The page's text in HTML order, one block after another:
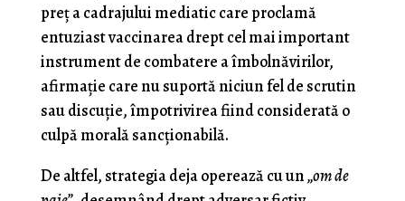
preţ a cadrajului mediatic care proclamă
entuziast vaccinarea drept cel mai important
instrument de combatere a îmbolnăvirilor,
afirmaţie care nu suportă niciun fel de scrutin
sau discuţie, împotrivirea fiind considerată o
culpă morală sancţionabilă.
De altfel, strategia deja operează cu un„om de